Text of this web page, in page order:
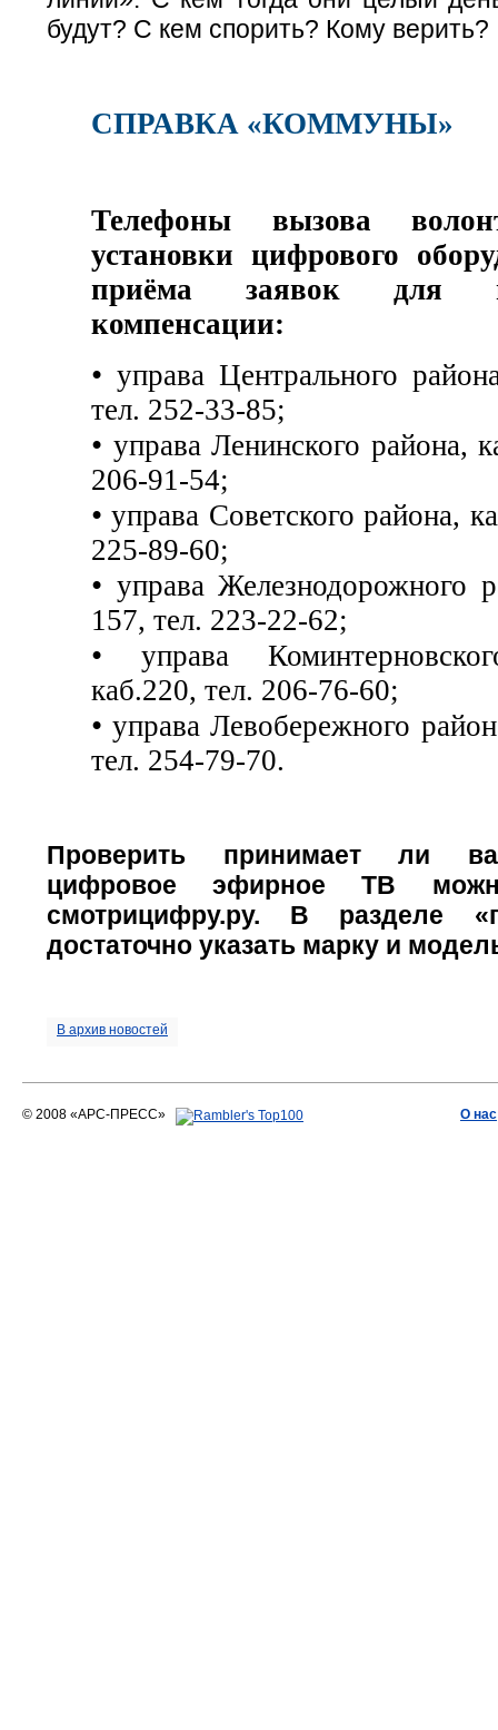
будут? С кем спорить? Кому верить?
СПРАВКА «КОММУНЫ»
Телефоны вызова
установки цифрового
приёма заявок для
компенсации:
• управа Центрального
тел. 252-33-85;
• управа Ленинского района,
206-91-54;
• управа Советского района,
225-89-60;
• управа Железнодорожного
157, тел. 223-22-62;
• управа
каб.220, тел. 206-76-60;
•управа Левобережного
тел. 254-79-70.
Проверить принимает ли
цифровое эфирное ТВ
смотрицифру.ру. В разделе
достаточно указать марку и
В архив новостей
© 2008 «АРС-ПРЕСС» О нас